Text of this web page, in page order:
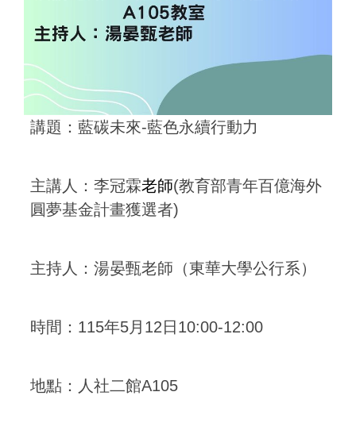
講題： 藍碳未來-藍色永續行動力
主講人： 李冠霖老師(教育部青年百億海外
圓夢基金計畫獲選者)
主持人： 湯晏甄老師 （東華大學公行系）
時間：115年5月12日10:00-12:00
地點：人社二館A105